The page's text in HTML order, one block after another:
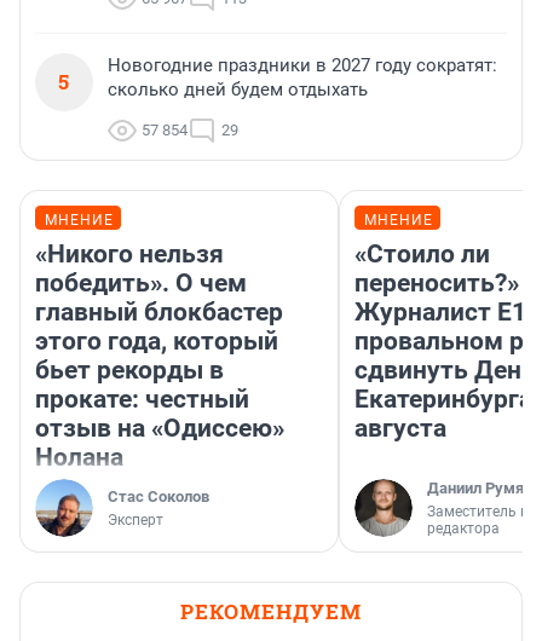
5
Новогодние праздники в 2027 году сократят:
сколько дней будем отдыхать
57 854 29
МНЕНИЕ
«Никого нельзя
победить». О чем
главный блокбастер
этого года, который
бьет рекорды в
прокате: честный
отзыв на «Одиссею»
Нолана
Стас Соколов
Эксперт
МНЕНИЕ
«Стоило ли
переносить?»
Журналист
провальном
сдвинуть День
Екатеринбурга
августа
Даниил
Заместитель
редактора
РЕКОМЕНДУЕМ